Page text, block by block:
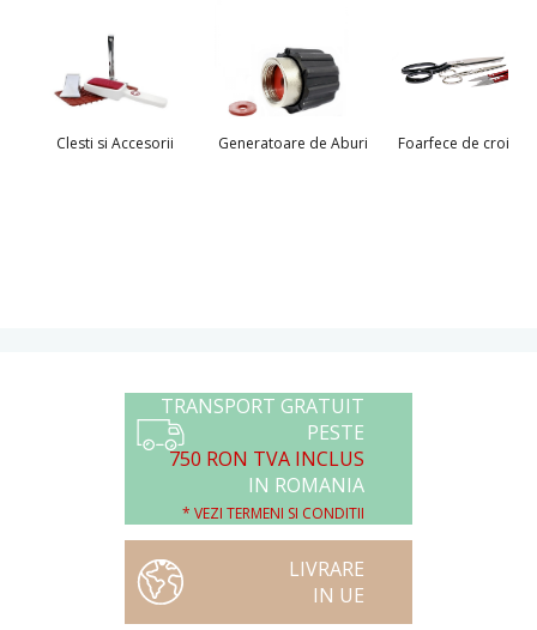
Clesti si Accesorii Generatoare de Aburi Foarfece de
TRANSPORT GRATUIT
PESTE
750 RON TVA INCLUS
IN ROMANIA
* VEZI TERMENI SI CONDITII
LIVRARE
IN UE